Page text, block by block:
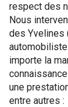
respect des
Nous
des Yvelines
importe la
une
entre autres :